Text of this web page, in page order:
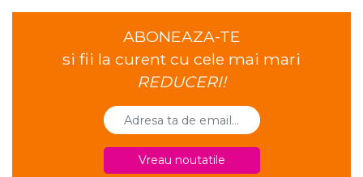
ABONEAZA-TE
si fii la curent cu cele mai mari
REDUCERI!
Vreau noutatile